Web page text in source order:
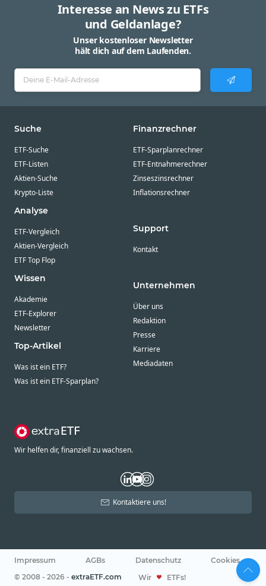
Interesse an News zu ETFs
und Geldanlage?
Unser kostenloser Newsletter
hält dich auf dem Laufenden.
Suche
ETF-Suche
ETF-Listen
Aktien-Suche
Krypto-Liste
Analyse
ETF-Vergleich
Aktien-Vergleich
ETF Top Flop
Wissen
Akademie
ETF-Explorer
Newsletter
Top-Artikel
Was ist ein ETF?
Was ist ein ETF-Sparplan?
Finanzrechner
ETF-Sparplanrechner
ETF-Entnahmerechner
Zinseszinsrechner
Inflationsrechner
Support
Kontakt
Unternehmen
Über uns
Redaktion
Presse
Karriere
Mediadaten
Wir helfen dir, finanziell zu wachsen.
Kontaktiere uns!
Impressum AGBs Datenschutz
Cookies
© 2008 - 2026 - extraETF.com Wir ETFs!